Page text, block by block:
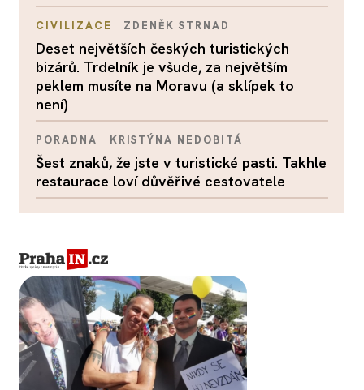
CIVILIZACE ZDENĚK STRNAD
Deset největších českých turistických
bizárů. Trdelník je všude, za největším
peklem musíte na Moravu (a sklípek to
není)
PORADNA KRISTÝNA NEDOBITÁ
Šest znaků, že jste v turistické pasti. Takhle
restaurace loví důvěřivé cestovatele